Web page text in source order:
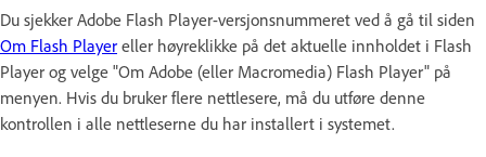
Du sjekker Adobe Flash Player-versjonsnummeret ved å gå til siden
Om Flash Player eller høyreklikke på det aktuelle innholdet i Flash
Player og velge "Om Adobe (eller Macromedia) Flash Player" på
menyen. Hvis du bruker flere nettlesere, må du utføre denne
kontrollen i alle nettleserne du har installert i systemet.